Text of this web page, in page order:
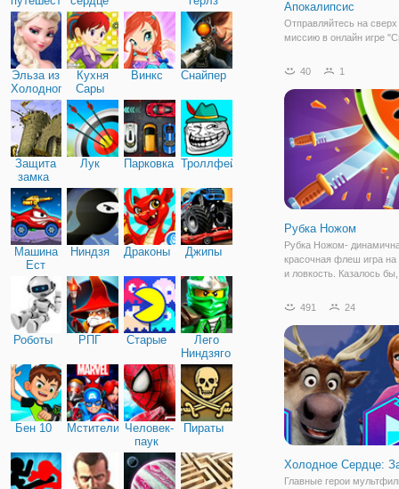
Эльза из
Холодного
сердца
Кухня
Сары
Винкс Снайпер
Защита
замка
Лук Парковка Троллфейс
Машина
Ест
Машину
Ниндзя Драконы Джипы
Роботы РПГ Старые
Лего
Ниндзяго
Бен 10 Мстители Человек-
паук
Пираты
Апокалипсис
Отправляйтесь на
миссию в онлайн игре
Здесь вы играете в роли
мертвецов,
этом
40 1
Рубка Ножом
Рубка Ножом-
красочная флеш игра на
и ловкость. Казалось
представленную на
своя сложность. Во-
прохождение вам
491 24
Холодное Сердце:
Главные герои